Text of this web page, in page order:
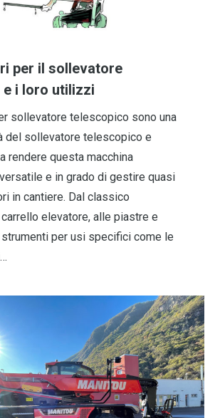
per il sollevatore
i loro utilizzi
sollevatore telescopico sono una
del sollevatore telescopico e
rendere questa macchina
e in grado di gestire quasi
in cantiere. Dal classico
elevatore, alle piastre e
per usi specifici come le